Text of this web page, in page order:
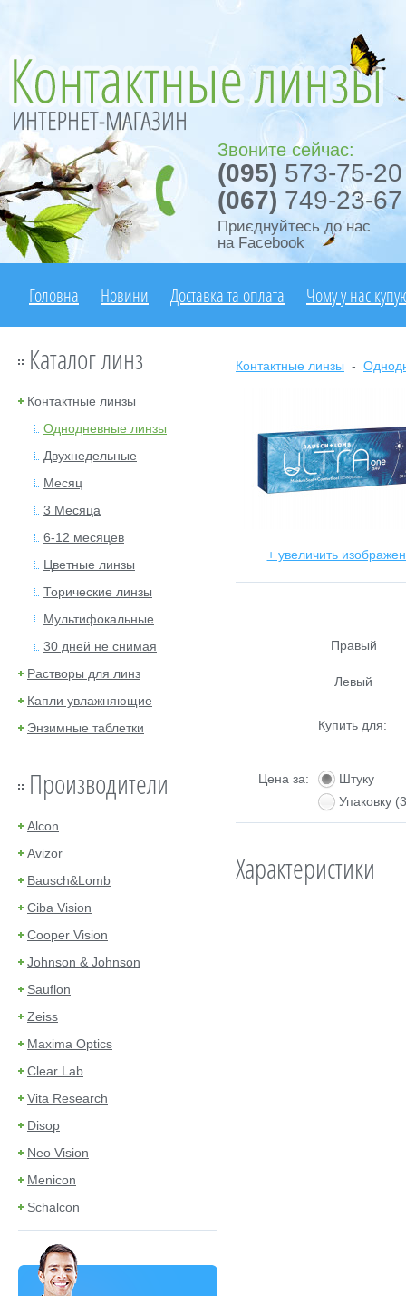
Звоните сейчас:
(095) 573-75-20
(067) 749-23-67
Приєднуйтесь до нас
на Facebook
Головна Новини Доставка та оплата Чому у нас
Контактные линзы -
+ увеличить
Правый
Левый
Купить для:
Цена за:
Штуку
Упаковку
Характеристики
Каталог линз
Контактные линзы
Однодневные линзы
Двухнедельные
Месяц
3 Месяца
6-12 месяцев
Цветные линзы
Торические линзы
Мультифокальные
30 дней не снимая
Растворы для линз
Капли увлажняющие
Энзимные таблетки
Производители
Alcon
Avizor
Bausch&Lomb
Ciba Vision
Cooper Vision
Johnson & Johnson
Sauflon
Zeiss
Maxima Optics
Clear Lab
Vita Research
Disop
Neo Vision
Menicon
Schalcon